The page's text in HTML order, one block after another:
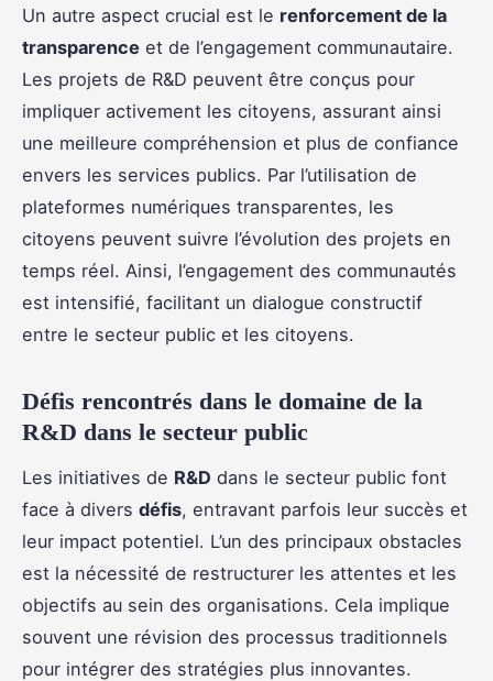
Un autre aspect crucial est le renforcement de la
transparence et de l’engagement communautaire.
Les projets de R&D peuvent être conçus pour
impliquer activement les citoyens, assurant ainsi
une meilleure compréhension et plus de confiance
envers les services publics. Par l’utilisation de
plateformes numériques transparentes, les
citoyens peuvent suivre l’évolution des projets en
temps réel. Ainsi, l’engagement des communautés
est intensifié, facilitant un dialogue constructif
entre le secteur public et les citoyens.
Défis rencontrés dans le domaine de la
R&D dans le secteur public
Les initiatives de R&D dans le secteur public font
face à divers défis, entravant parfois leur succès et
leur impact potentiel. L’un des principaux obstacles
est la nécessité de restructurer les attentes et les
objectifs au sein des organisations. Cela implique
souvent une révision des processus traditionnels
pour intégrer des stratégies plus innovantes.